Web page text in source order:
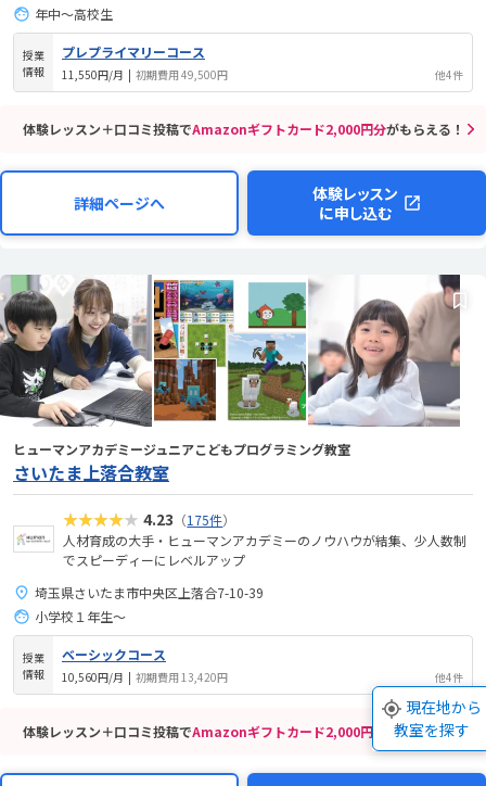
年中～高校生
授業
情報
プレプライマリーコース
11,550円/月 | 初期費用 49,500円 他4件
体験レッスン＋口コミ投稿でAmazonギフトカード2,000円分がもらえる！
詳細ページへ
体験レッスン
に申し込む
ヒューマンアカデミージュニアこどもプログラミング教室
さいたま上落合教室
★★★★★ 4.23 （175件）
人材育成の大手・ヒューマンアカデミーのノウハウが結集、少人数制
でスピーディーにレベルアップ
埼玉県さいたま市中央区上落合7-10-39
小学校１年生〜
授業
情報
ベーシックコース
10,560円/月 | 初期費用 13,420円 他4件
体験レッスン＋口コミ投稿でAmazonギフトカード2,000円分 がもらえる！
現在地から
教室を探す